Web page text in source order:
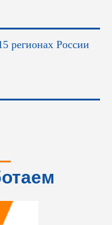
регионах России